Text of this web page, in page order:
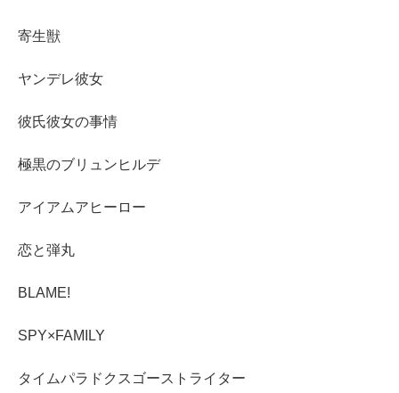
寄生獣
ヤンデレ彼女
彼氏彼女の事情
極黒のブリュンヒルデ
アイアムアヒーロー
恋と弾丸
BLAME!
SPY×FAMILY
タイムパラドクスゴーストライター